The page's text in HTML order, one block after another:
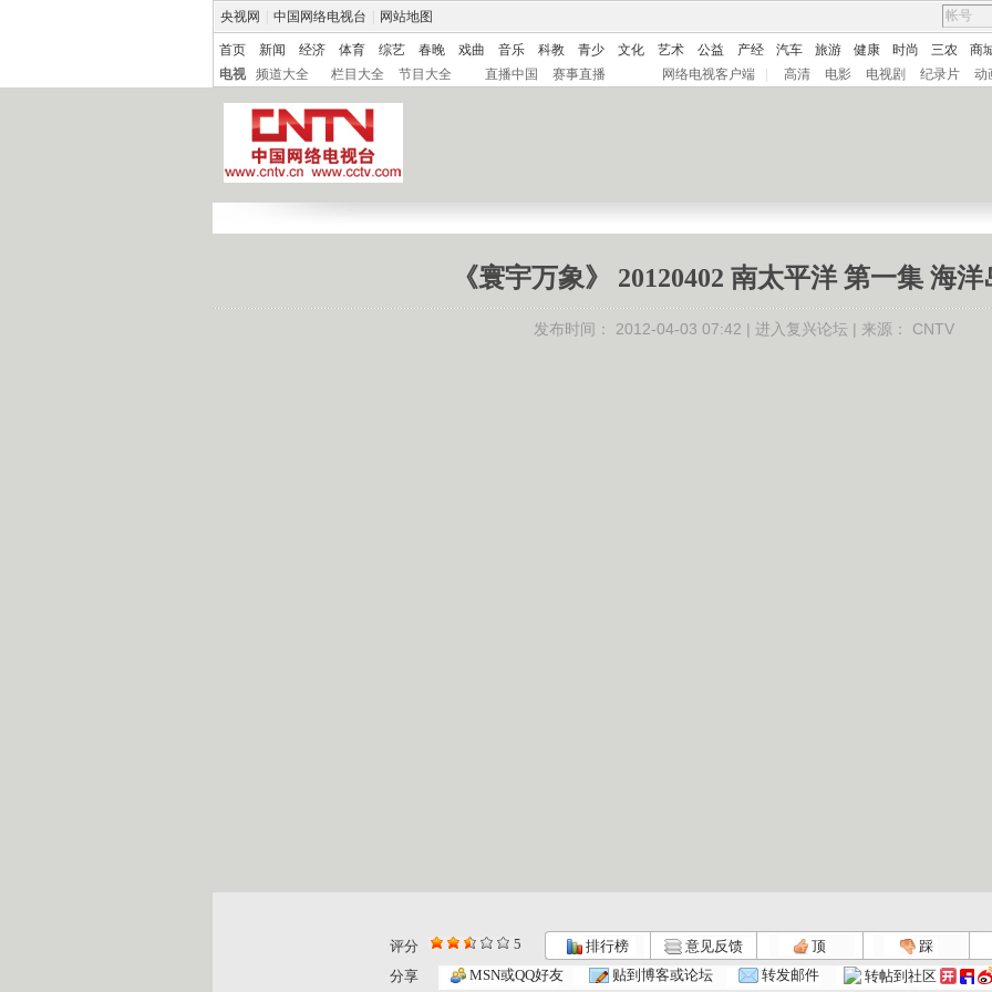
央视网 中国网络电视台 网站地图
首页 新闻 经济 体育 综艺 春晚 戏曲 音乐 科教 青少 文化 艺术 公益 产经 汽车 旅游 健康 时尚 三农
商
电视
频道大全 栏目大全 节目大全 直播中国 赛事直播 网络电视客户端 高清 电影 电视剧 纪录片 动
《寰宇万象》 20120402 南太平洋 第一集 海洋
发布时间： 2012-04-03 07:42 | 进入复兴论坛 | 来源： CNTV
评分 5 排行榜 意见反馈 顶
踩
分享
MSN或QQ好友 贴到博客或论坛 转发邮件 转帖到社区